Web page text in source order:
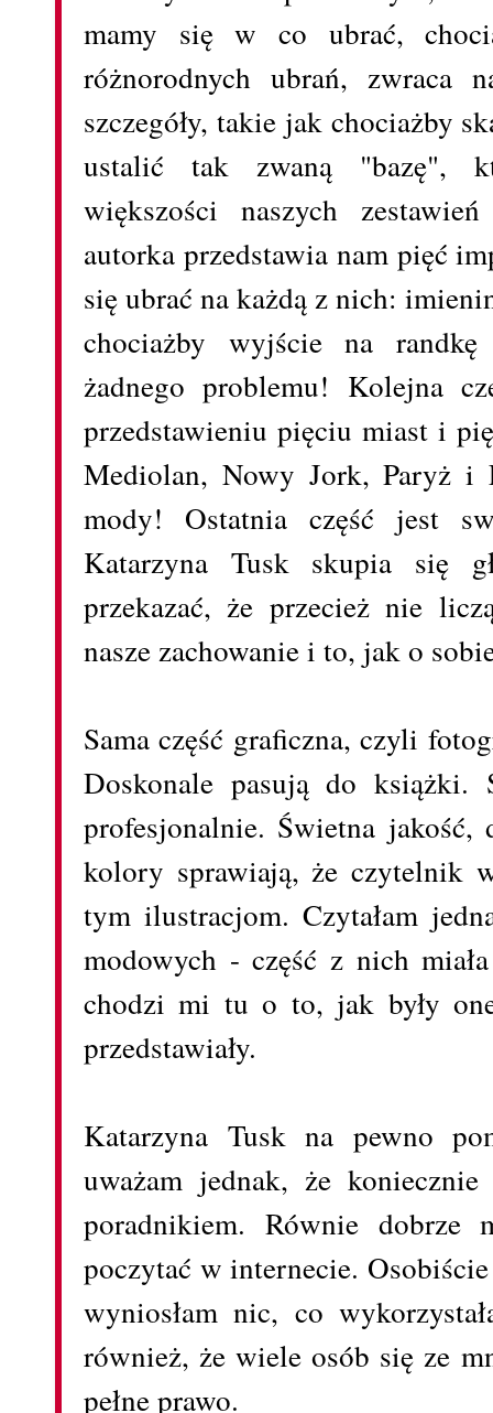
mamy się w co ubrać,
różnorodnych ubrań, zwraca
szczegóły, takie jak chociażby
ustalić tak zwaną "bazę",
większości naszych
autorka przedstawia nam pięć
się ubrać na każdą z nich:
chociażby wyjście na
żadnego problemu! Kolejna
przedstawieniu pięciu miast i
Mediolan, Nowy Jork, Paryż
mody! Ostatnia część jest
Katarzyna Tusk skupia się
przekazać, że przecież nie
nasze zachowanie i to, jak o
Sama część graficzna, czyli
Doskonale pasują do książki.
profesjonalnie. Świetna
kolory sprawiają, że czytelnik
tym ilustracjom. Czytałam
modowych - część z nich
chodzi mi tu o to, jak były
przedstawiały.
Katarzyna Tusk na pewno
uważam jednak, że
poradnikiem. Równie dobrze
poczytać w internecie.
wyniosłam nic, co
również, że wiele osób się ze
pełne prawo.